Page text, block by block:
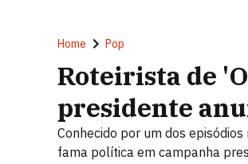
Home Pop
Roteirista de
presidente
Conhecido por um dos
fama política em campanha